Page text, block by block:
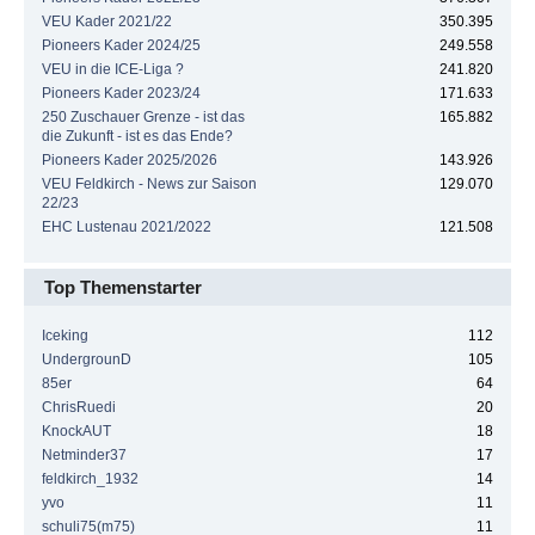
VEU Kader 2021/22
350.395
Pioneers Kader 2024/25
249.558
VEU in die ICE-Liga ?
241.820
Pioneers Kader 2023/24
171.633
250 Zuschauer Grenze - ist das
die Zukunft - ist es das Ende?
165.882
Pioneers Kader 2025/2026
143.926
VEU Feldkirch - News zur Saison
22/23
129.070
EHC Lustenau 2021/2022 121.508
Top Themenstarter
Iceking
112
UndergrounD
105
85er
64
ChrisRuedi
20
KnockAUT
18
Netminder37
17
feldkirch_1932
14
yvo
11
schuli75(m75)
11